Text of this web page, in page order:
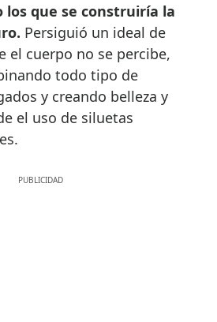
los que se construiría la
Persiguió un ideal de
el cuerpo no se percibe,
todo tipo de
y creando belleza y
el uso de siluetas